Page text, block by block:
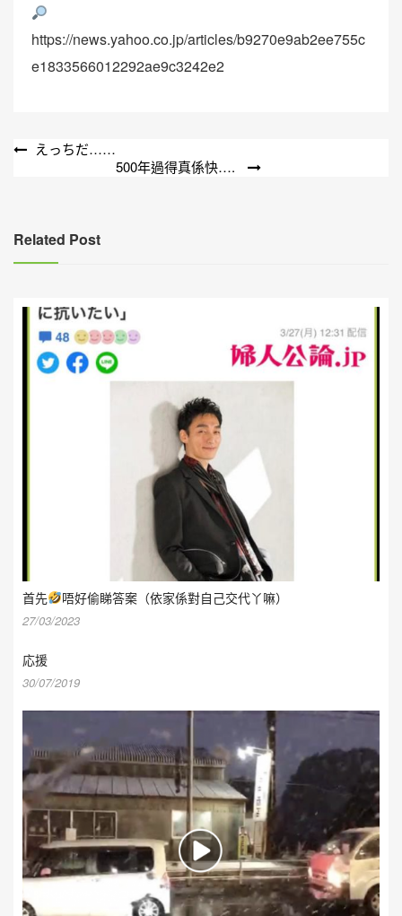
https://news.yahoo.co.jp/articles/b9270e9ab2ee755c
e1833566012292ae9c3242e2
文
覽
えっちだ……
500年過得真係快….
Related Post
首先 唔好偷睇答案（依家係對自己交代丫嘛）
27/03/2023
応援
30/07/2019